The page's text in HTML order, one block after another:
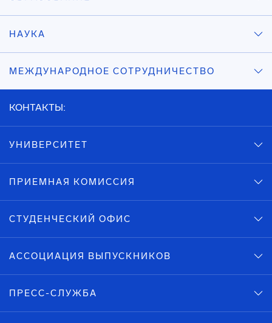
НАУКА
МЕЖДУНАРОДНОЕ СОТРУДНИЧЕСТВО
КОНТАКТЫ:
УНИВЕРСИТЕТ
ПРИЕМНАЯ КОМИССИЯ
СТУДЕНЧЕСКИЙ ОФИС
АССОЦИАЦИЯ ВЫПУСКНИКОВ
ПРЕСС-СЛУЖБА